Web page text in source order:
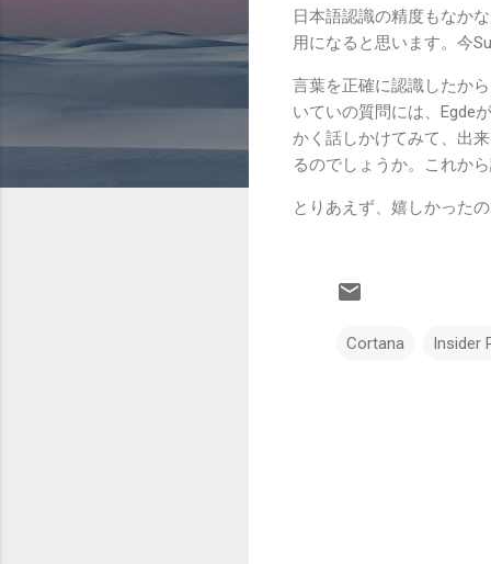
日本語認識の精度もなか
用になると思います。今
言葉を正確に認識したか
いていの質問には、Egde
かく話しかけてみて、出
るのでしょうか。これか
とりあえず、嬉しかったの
Cortana Insider